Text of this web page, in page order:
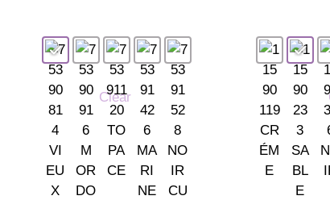
Clear